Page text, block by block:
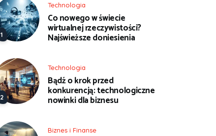
Technologia
Co nowego w świecie
wirtualnej rzeczywistości?
Najświeższe doniesienia
Technologia
Bądź o krok przed
konkurencją: technologiczne
nowinki dla biznesu
Biznes i Finanse